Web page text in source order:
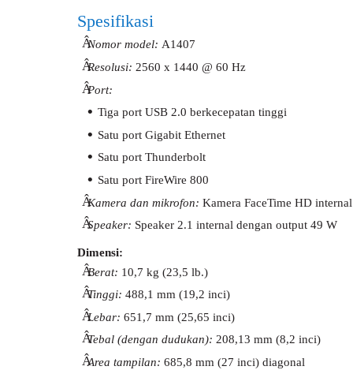
Spesifikasi
ÂNomor model: A1407
ÂResolusi: 2560 x 1440 @ 60 Hz
ÂPort:
• Tiga port USB 2.0 berkecepatan tinggi
• Satu port Gigabit Ethernet
• Satu port Thunderbolt
• Satu port FireWire 800
ÂKamera dan mikrofon: Kamera FaceTime HD
ÂSpeaker: Speaker 2.1 internal dengan output 49 W
Dimensi:
ÂBerat: 10,7 kg (23,5 lb.)
ÂTinggi: 488,1 mm (19,2 inci)
ÂLebar: 651,7 mm (25,65 inci)
ÂTebal (dengan dudukan): 208,13 mm (8,2 inci)
ÂArea tampilan: 685,8 mm (27 inci) diagonal